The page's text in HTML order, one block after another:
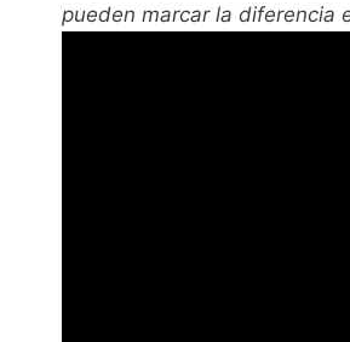
pueden marcar la diferencia